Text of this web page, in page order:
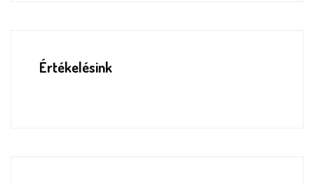
Értékelésink